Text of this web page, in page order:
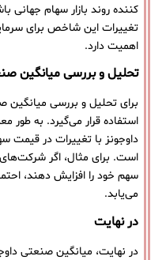
کننده روند بازار سهام جهانی
تغییرات این شاخص برای
اهمیت دارد.
تحلیل و بررسی میانگین
برای تحلیل و بررسی میانگین
استفاده قرار می‌گیرد. به طور
داوجونز با تغییرات در قیمت
است. برای مثال، اگر
سهم خود را افزایش دهند،
می‌یابد.
در نهایت
در نهایت، میانگین صنعتی